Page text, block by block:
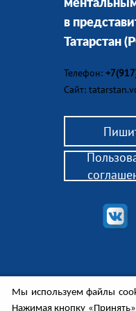
в
Татарстан
Телефон:
Сайт:
законным
Мы используем файлы
Нажимая кнопку